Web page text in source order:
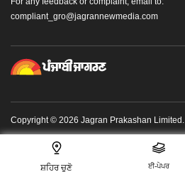
ਸ਼ਹਿਰ ਚੁਣੋ ਈ-ਪੇਪਰ
compliant_gro@jagrannewmedia.com
Copyright © 2026 Jagran Prakashan Limited.